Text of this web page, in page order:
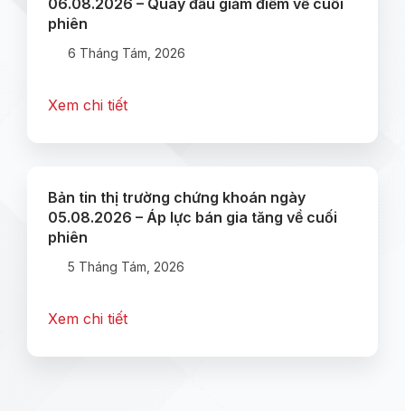
phiên
6 Tháng Tám, 2026
Xem chi tiết
Bản tin thị trường chứng khoán ngày
05.08.2026 – Áp lực bán gia tăng về cuối
phiên
5 Tháng Tám, 2026
Xem chi tiết